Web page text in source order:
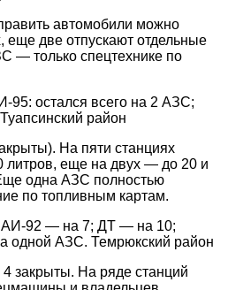
автомобили можно
еще две отпускают отдельные
— только спецтехнике по
остался всего на 2 АЗС;
район
На пяти станциях
литров, еще на двух — до 20 и
одна АЗС полностью
по топливным картам.
АИ-92 — на 7; ДТ — на 10;
одной АЗС. Темрюкский район
закрыты. На ряде станций